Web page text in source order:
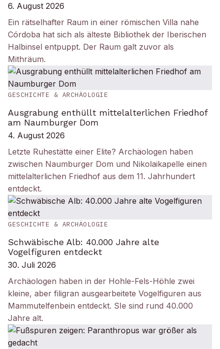
6. August 2026
Ein rätselhafter Raum in einer römischen Villa nahe
Córdoba hat sich als älteste Bibliothek der Iberischen
Halbinsel entpuppt. Der Raum galt zuvor als
Mithräum.
GESCHICHTE & ARCHÄOLOGIE
Ausgrabung enthüllt mittelalterlichen Friedhof
am Naumburger Dom
4. August 2026
Letzte Ruhestätte einer Elite? Archäologen haben
zwischen Naumburger Dom und Nikolaikapelle einen
mittelalterlichen Friedhof aus dem 11. Jahrhundert
entdeckt.
GESCHICHTE & ARCHÄOLOGIE
Schwäbische Alb: 40.000 Jahre alte
Vogelfiguren entdeckt
30. Juli 2026
Archäologen haben in der Hohle-Fels-Höhle zwei
kleine, aber filigran ausgearbeitete Vogelfiguren aus
Mammutelfenbein entdeckt. SIe sind rund 40.000
Jahre alt.